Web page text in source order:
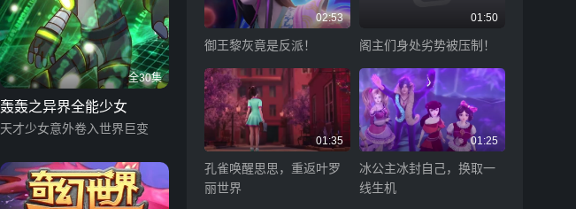
全30集
轰轰之异界全能少女
天才少女意外卷入世界巨变
02:53
御王黎灰竟是反派！
01:50
阁主们身处劣势被压制！
01:35
孔雀唤醒思思，重返叶罗
丽世界
01:25
冰公主冰封自己，换取一
线生机